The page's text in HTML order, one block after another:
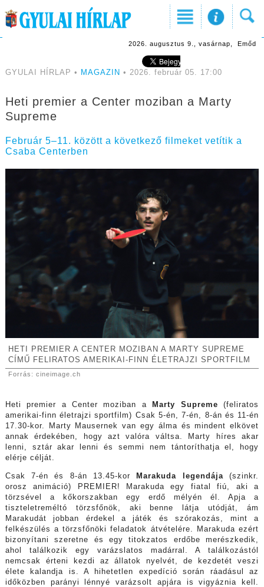
2026. augusztus 9., vasárnap, Emőd
GYULAI HÍRLAP • MAGAZIN • 2026. február 05. 17:00
Heti premier a Center moziban a Marty
Supreme
Február 5–11. között a következő filmeket vetítik a
Csaba Centerben
HETI PREMIER A CENTER MOZIBAN A MARTY SUPREME
CÍMŰ FELIRATOS AMERIKAI-FINN ÉLETRAJZI SPORTFILM
Forrás: cineimage.ch
Heti premier a Center moziban a Marty Supreme(feliratos
amerikai-finn életrajzi sportfilm) Csak 5-én, 7-én, 8-án és 11-én
17.30-kor. Marty Mausernek van egy álma és mindent elkövet
annak érdekében, hogy azt valóra váltsa. Marty híres akar
lenni, sztár akar lenni és semmi nem tántoríthatja el, hogy
elérje célját.
Csak 7-én és 8-án 13.45-kor Marakuda legendája(szinkr.
orosz animáció) PREMIER! Marakuda egy fiatal fiú, aki a
törzsével a kőkorszakban egy erdő mélyén él. Apja a
tiszteletreméltó törzsfőnök, aki benne látja utódját, ám
Marakudát jobban érdekel a játék és szórakozás, mint a
felkészülés a törzsfőnöki feladatok átvételére. Marakuda ezért
bizonyítani szeretne és egy titokzatos erdőbe merészkedik,
ahol találkozik egy varázslatos madárral. A találkozástól
nemcsak érteni kezdi az állatok nyelvét, de kezdetét veszi
élete kalandja is. A hihetetlen expedíció során ráadásul az
időközben parányi lénnyé varázsolt apjára is vigyáznia kell.